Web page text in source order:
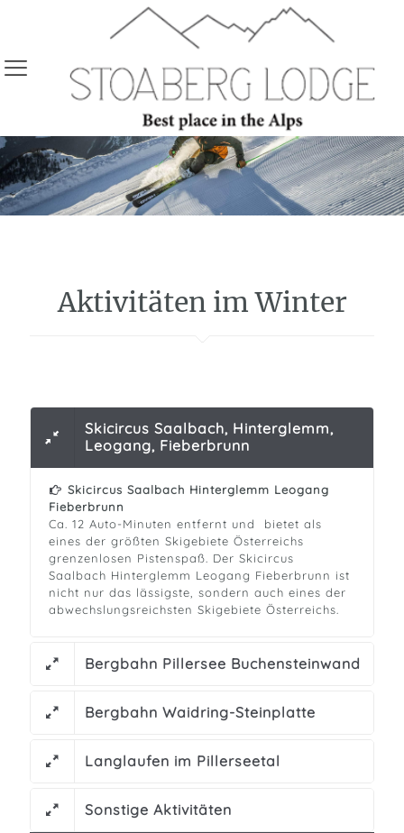
Winter
Aktivitäten im Winter
Skicircus Saalbach, Hinterglemm,
Leogang, Fieberbrunn
Skicircus Saalbach Hinterglemm Leogang
Fieberbrunn
Ca. 12 Auto-Minuten entfernt und bietet als
eines der größten Skigebiete Österreichs
grenzenlosen Pistenspaß. Der Skicircus
Saalbach Hinterglemm Leogang Fieberbrunn ist
nicht nur das lässigste, sondern auch eines der
abwechslungsreichsten Skigebiete Österreichs.
Bergbahn Pillersee Buchensteinwand
Bergbahn Waidring-Steinplatte
Langlaufen im Pillerseetal
Sonstige Aktivitäten